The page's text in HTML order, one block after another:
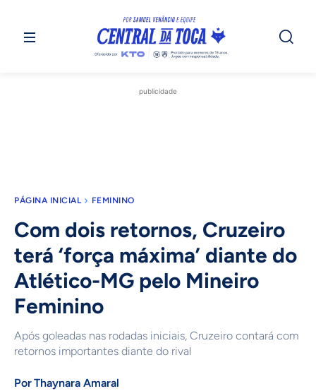
publicidade
PÁGINA INICIAL FEMININO
Com dois retornos, Cruzeiro
terá ‘força máxima’ diante do
Atlético-MG pelo Mineiro
Feminino
Após goleadas nas rodadas iniciais, Cruzeiro contará com
retornos importantes diante do rival
PorThaynara Amaral